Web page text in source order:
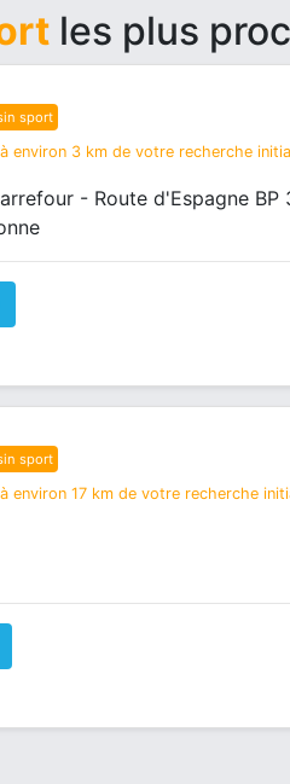
les plus
sport
environ 3 km de votre recherche
- Route d'Espagne BP
sport
environ 17 km de votre recherche